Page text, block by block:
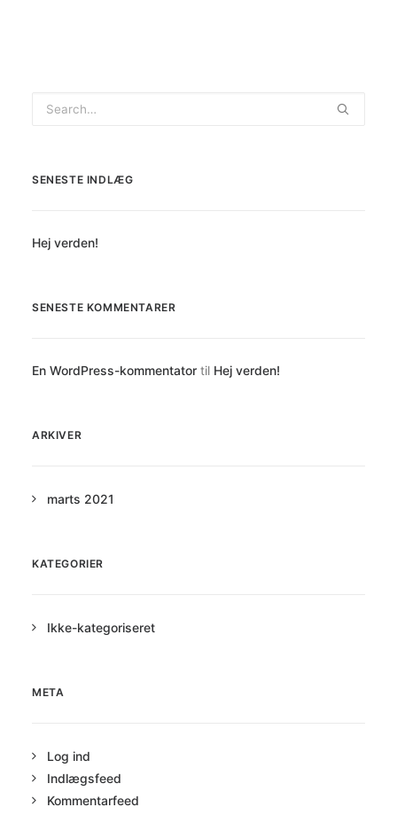
SENESTE INDLÆG
Hej verden!
SENESTE KOMMENTARER
En WordPress-kommentator til Hej verden!
ARKIVER
marts 2021
KATEGORIER
Ikke-kategoriseret
META
Log ind
Indlægsfeed
Kommentarfeed